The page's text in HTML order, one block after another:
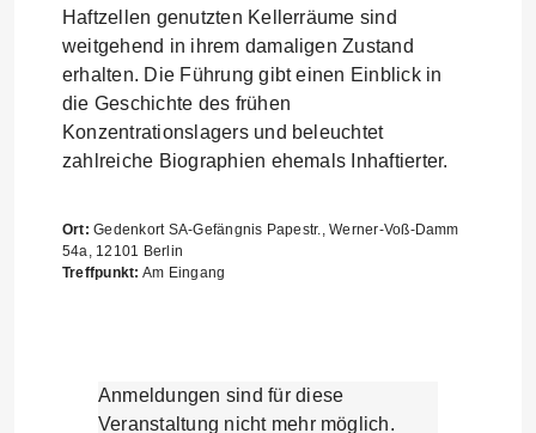
Haftzellen genutzten Kellerräume sind
weitgehend in ihrem damaligen Zustand
erhalten. Die Führung gibt einen Einblick in
die Geschichte des frühen
Konzentrationslagers und beleuchtet
zahlreiche Biographien ehemals Inhaftierter.
Ort: Gedenkort SA-Gefängnis Papestr., Werner-Voß-Damm
54a, 12101 Berlin
Treffpunkt: Am Eingang
Anmeldungen sind für diese
Veranstaltung nicht mehr möglich.